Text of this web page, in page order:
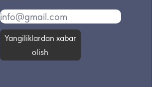
Yangiliklardan xabar
olish